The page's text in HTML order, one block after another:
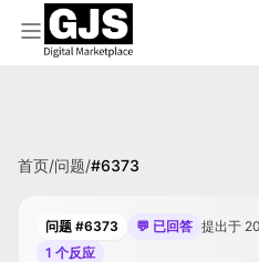
欢迎来到 GJS.MARKET！使用优
首页/问题/#6373
问题 #6373 💬 已回答 提出于
1 个反应